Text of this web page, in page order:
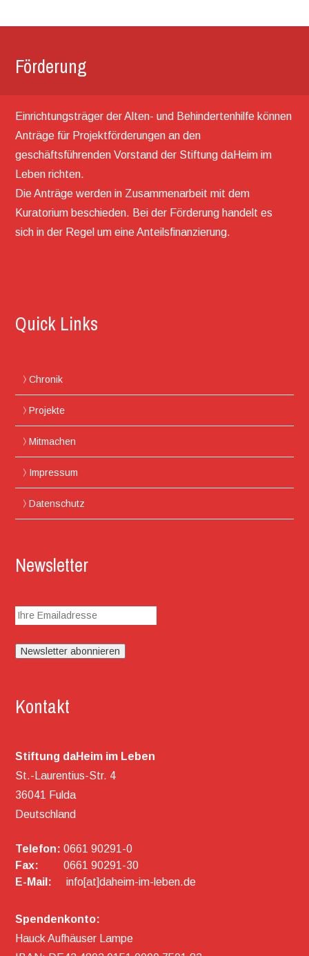
Förderung
Einrichtungsträger der Alten- und Behindertenhilfe können
Anträge für Projektförderungen an den
geschäftsführenden Vorstand der Stiftung daHeim im
Leben richten.
Die Anträge werden in Zusammenarbeit mit dem
Kuratorium beschieden. Bei der Förderung handelt es
sich in der Regel um eine Anteilsfinanzierung.
Quick Links
Chronik
Projekte
Mitmachen
Impressum
Datenschutz
Newsletter
Kontakt
Stiftung daHeim im Leben
St.-Laurentius-Str. 4
36041 Fulda
Deutschland
Telefon: 0661 90291-0
Fax:
0661 90291-30
E-Mail:
info[at]daheim-im-leben.de
Spendenkonto:
Hauck Aufhäuser Lampe